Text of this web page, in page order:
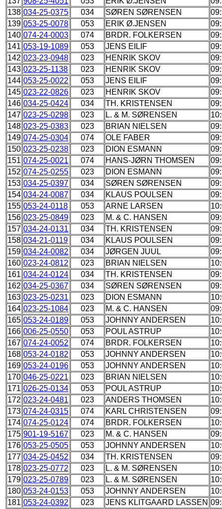
138 034-25-0375 034 SØREN SØRENSEN
139 053-25-0078 053 ERIK Ø.JENSEN
140 074-24-0003 074 BRDR. FOLKERSEN
141 053-19-1089 053 JENS EILIF
142 023-23-0948 023 HENRIK SKOV
143 023-25-1138 023 HENRIK SKOV
144 053-25-0022 053 JENS EILIF
145 023-22-0826 023 HENRIK SKOV
146 034-25-0424 034 TH. KRISTENSEN
147 023-25-0298 023 L. & M. SØRENSEN
148 023-25-0383 023 BRIAN NIELSEN
149 074-25-0304 074 OLE FABER
150 023-25-0238 023 DION ESMANN
151 074-25-0021 074 HANS-JØRN THOMSEN
152 074-25-0255 023 DION ESMANN
153 034-25-0397 034 SØREN SØRENSEN
154 034-24-0087 034 KLAUS POULSEN
155 053-24-0118 053 ARNE LARSEN
156 023-25-0849 023 M. & C. HANSEN
157 034-24-0131 034 TH. KRISTENSEN
158 034-21-0119 034 KLAUS POULSEN
159 034-24-0082 034 JØRGEN JUUL
160 023-24-0812 023 BRIAN NIELSEN
161 034-24-0124 034 TH. KRISTENSEN
162 034-25-0367 034 SØREN SØRENSEN
163 023-25-0231 023 DION ESMANN
164 023-25-1084 023 M. & C. HANSEN
165 053-24-0189 053 JOHNNY ANDERSEN
166 006-25-0550 053 POUL ASTRUP
167 074-24-0052 074 BRDR. FOLKERSEN
168 053-24-0182 053 JOHNNY ANDERSEN
169 053-24-0196 053 JOHNNY ANDERSEN
170 046-25-0221 023 BRIAN NIELSEN
171 026-25-0134 053 POUL ASTRUP
172 023-24-0481 023 ANDERS THOMSEN
173 074-24-0315 074 KARL CHRISTENSEN
174 074-25-0124 074 BRDR. FOLKERSEN
175 901-19-5167 023 M. & C. HANSEN
176 053-25-0505 053 JOHNNY ANDERSEN
177 034-25-0452 034 TH. KRISTENSEN
178 023-25-0772 023 L. & M. SØRENSEN
179 023-25-0789 023 L. & M. SØRENSEN
180 053-24-0153 053 JOHNNY ANDERSEN
181 053-24-0392 023 JENS KLITGAARD LASSEN